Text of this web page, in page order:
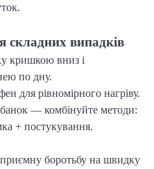
складних випадків
кришкою вниз і
по дну.
для рівномірного нагріву.
— комбінуйте методи:
+ постукування.
боротьбу на швидку